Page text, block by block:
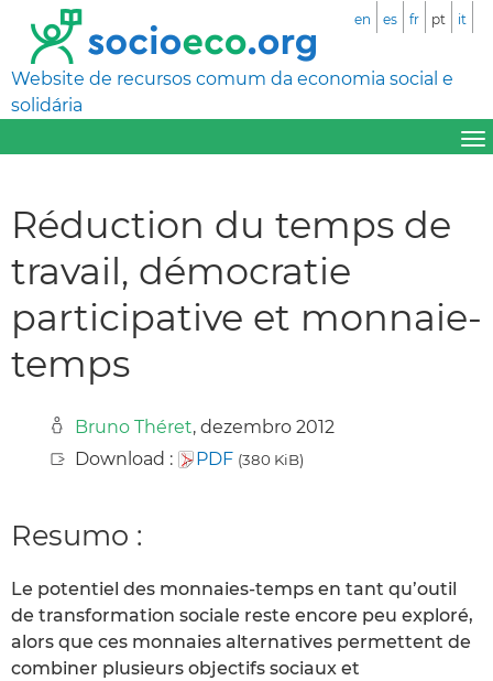
Website de recursos comum da economia social e
solidária
en es fr pt it
Réduction du temps de
travail, démocratie
participative et monnaie-
temps
Bruno Théret, dezembro 2012
Download :
PDF (380 KiB)
Resumo :
Le potentiel des monnaies-temps en tant qu’outil
de transformation sociale reste encore peu exploré,
alors que ces monnaies alternatives permettent de
combiner plusieurs objectifs sociaux et